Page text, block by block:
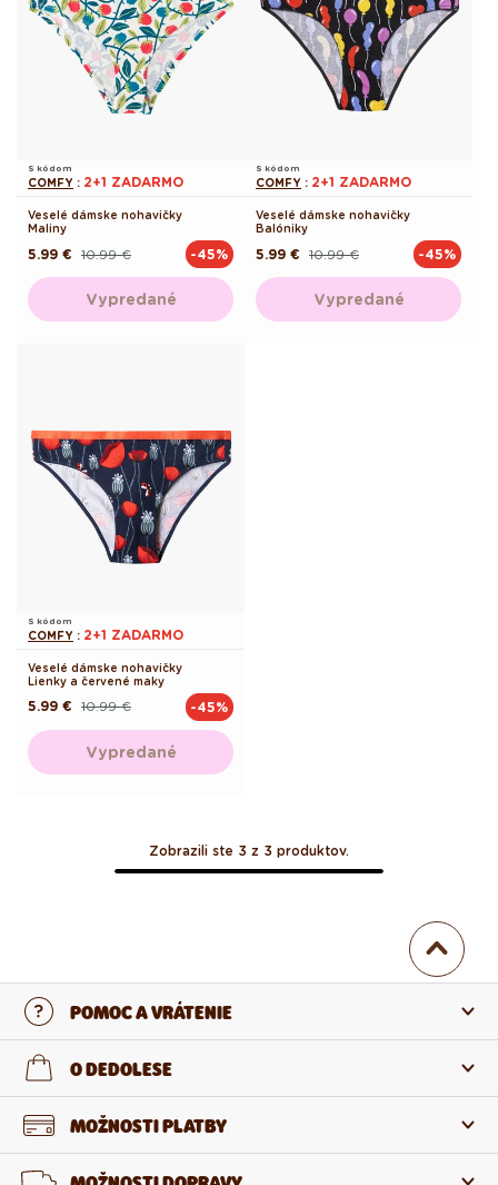
S kódom
COMFY : 2+1 ZADARMO
Veselé dámske nohavičky
Maliny
Pôvodná10.99 €
Akciová
5.99 € -45%
Vypredané
S kódom
COMFY : 2+1 ZADARMO
Veselé dámske nohavičky
Balóniky
Pôvodná10.99 €
Akciová
5.99 € -45%
Vypredané
S kódom
COMFY : 2+1 ZADARMO
Veselé dámske nohavičky
Lienky a červené maky
Pôvodná10.99 €
Akciová
5.99 € -45%
Vypredané
Zobrazili ste 3 z 3 produktov.
POMOC A VRÁTENIE
Kontaktujte nás
Vrátenie a reklamácia
O DEDOLESE
O nás MOŽNOSTI PLATBY